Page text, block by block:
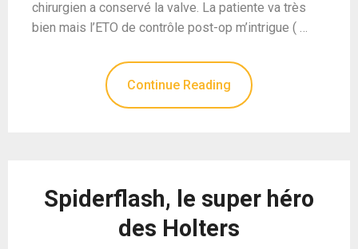
chirurgien a conservé la valve. La patiente va très
bien mais l’ETO de contrôle post-op m’intrigue ( …
Continue Reading
Spiderflash, le super héro
des Holters